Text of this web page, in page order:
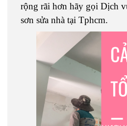
rộng rãi hơn hãy gọi Dịch
sơn sửa nhà tại Tphcm.